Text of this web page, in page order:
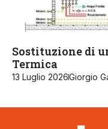
Sostituzione di
Termica
13 Luglio 2026Giorgio